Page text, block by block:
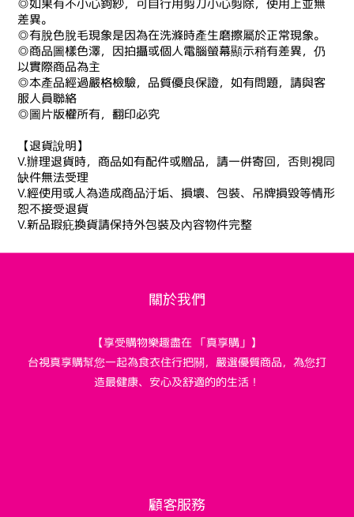
◎如果有不小心鉤紗，可自行用剪刀小心剪除，使用上並無
差異。
◎有脫色脫毛現象是因為在洗滌時產生磨擦屬於正常現象。
◎商品圖樣色澤，因拍攝或個人電腦螢幕顯示稍有差異，仍
以實際商品為主
◎本產品經過嚴格檢驗，品質優良保證，如有問題，請與客
服人員聯絡
◎圖片版權所有，翻印必究
【退貨說明】
V.辦理退貨時，商品如有配件或贈品，請一併寄回，否則視同
缺件無法受理
V.經使用或人為造成商品汙垢、損壞、包裝、吊牌損毀等情形
恕不接受退貨
V.新品瑕疪換貨請保持外包裝及內容物件完整
關於我們
【享受購物樂趣盡在 「真享購」】
台視真享購幫您一起為食衣住行把關，嚴選優質商品，為您打
造最健康、安心及舒適的的生活！
顧客服務